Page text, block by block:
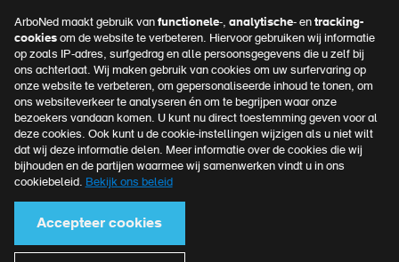
ArboNed maakt gebruik van functionele-, analytische- en tracking-
cookiesom de website te verbeteren. Hiervoor gebruiken wij informatie
op zoals IP-adres, surfgedrag en alle persoonsgegevens die u zelf bij
ons achterlaat. Wij maken gebruik van cookies om uw surfervaring op
onze website te verbeteren, om gepersonaliseerde inhoud te tonen, om
ons websiteverkeer te analyseren én om te begrijpen waar onze
bezoekers vandaan komen. U kunt nu direct toestemming geven voor al
deze cookies. Ook kunt u de cookie-instellingen wijzigen als u niet wilt
dat wij deze informatie delen. Meer informatie over de cookies die wij
bijhouden en de partijen waarmee wij samenwerken vindt u in ons
cookiebeleid. Bekijk ons beleid
Accepteer cookies